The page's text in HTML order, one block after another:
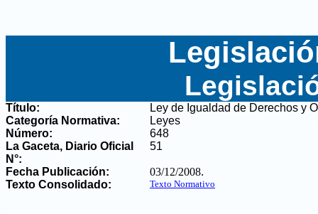
Título:
Ley de Igualdad de Derechos y
Categoría Normativa:
Leyes
Número:
648
La Gaceta, Diario Oficial
N°:
51
Fecha Publicación: 03/12/2008.
Texto Consolidado:
Texto Normativo